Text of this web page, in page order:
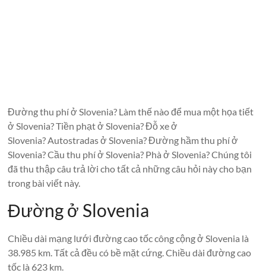
Đường thu phí ở Slovenia? Làm thế nào để mua một họa tiết
ở Slovenia? Tiền phạt ở Slovenia? Đỗ xe ở
Slovenia? Autostradas ở Slovenia? Đường hầm thu phí ở
Slovenia? Cầu thu phí ở Slovenia? Phà ở Slovenia? Chúng tôi
đã thu thập câu trả lời cho tất cả những câu hỏi này cho bạn
trong bài viết này.
Đường ở Slovenia
Chiều dài mạng lưới đường cao tốc công cộng ở Slovenia là
38.985 km. Tất cả đều có bề mặt cứng. Chiều dài đường cao
tốc là 623 km.